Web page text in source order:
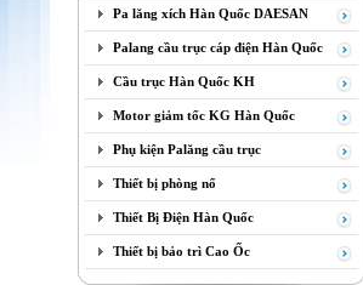
Pa lăng xích Hàn Quốc DAESAN
Palang cầu trục cáp điện Hàn Quốc
Cầu trục Hàn Quốc KH
Motor giảm tốc KG Hàn Quốc
Phụ kiện Palăng cầu trục
Thiết bị phòng nổ
Thiết Bị Điện Hàn Quốc
Thiết bị bảo trì Cao Ốc